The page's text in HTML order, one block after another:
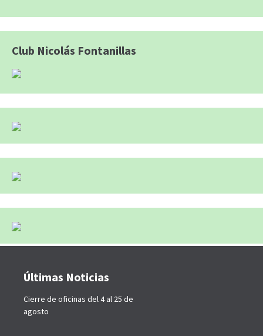
Club Nicolás Fontanillas
Últimas Noticias
Cierre de oficinas del 4 al 25 de
agosto